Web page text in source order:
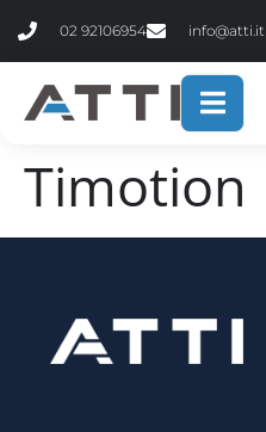
02 92106954 info@atti.it
Timotion